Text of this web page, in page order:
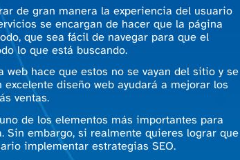
de gran manera la experiencia del usuario
se encargan de hacer que la página
que sea fácil de navegar para que el
lo que está buscando.
hace que estos no se vayan del sitio y se
diseño web ayudará a mejorar los
ventas.
de los elementos más importantes para
Sin embargo, si realmente quieres lograr que
implementar estrategias SEO.